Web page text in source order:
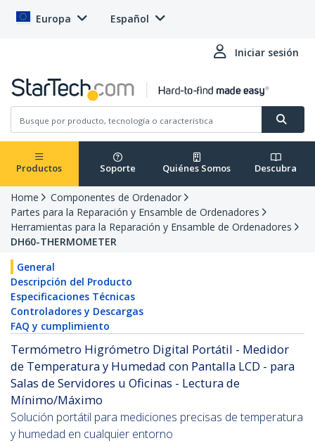
Europa Español
Iniciar sesión
Productos Soporte Quiénes Somos Descubra
Home
Componentes de Ordenador
Partes para la Reparación y Ensamble de Ordenadores
Herramientas para la Reparación y Ensamble de Ordenadores
DH60-THERMOMETER
General
Descripción del Producto
Especificaciones Técnicas
Controladores y Descargas
FAQ y cumplimiento
Termómetro Higrómetro Digital Portátil - Medidor
de Temperatura y Humedad con Pantalla LCD - para
Salas de Servidores u Oficinas - Lectura de
Mínimo/Máximo
Solución portátil para mediciones precisas de temperatura
y humedad en cualquier entorno